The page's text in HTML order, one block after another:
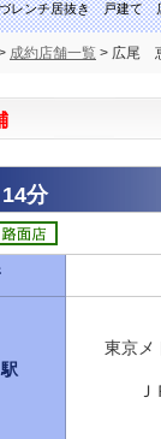
レンチ居抜き 戸建て
成約店舗一覧 > 広尾
分
東京メ